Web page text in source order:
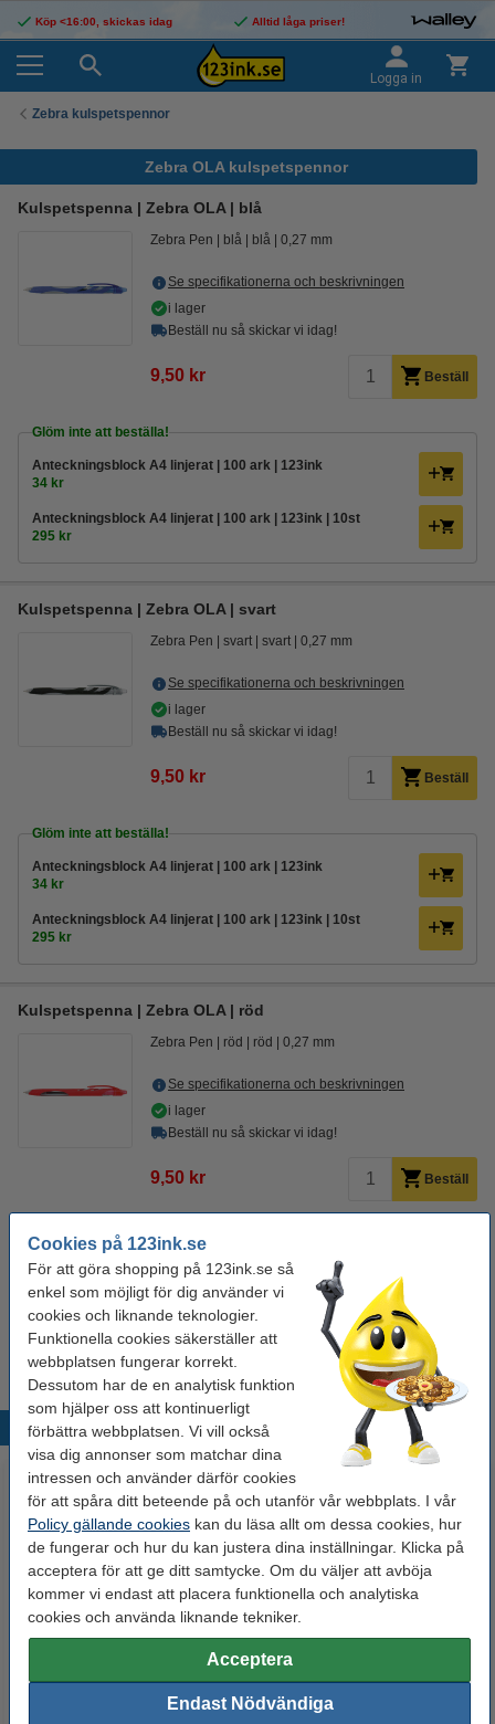
Cookies på 123ink.se
För att göra shopping på 123ink.se så
enkel som möjligt för dig använder vi
cookies och liknande teknologier.
Funktionella cookies säkerställer att
webbplatsen fungerar korrekt.
Dessutom har de en analytisk funktion
som hjälper oss att kontinuerligt
förbättra webbplatsen. Vi vill också
visa dig annonser som matchar dina
intressen och använder därför cookies
för att spåra ditt beteende på och utanför vår webbplats. I vår
Policy gällande cookies kan du läsa allt om dessa cookies, hur
de fungerar och hur du kan justera dina inställningar. Klicka på
acceptera för att ge ditt samtycke. Om du väljer att avböja
kommer vi endast att placera funktionella och analytiska
cookies och använda liknande tekniker.
Acceptera
Endast Nödvändiga
Köp <16:00, skickas idag Alltid låga priser!
Logga in
Zebra kulspetspennor
Zebra OLA kulspetspennor
Kulspetspenna | Zebra OLA | blå
Zebra Pen blå blå 0,27 mm
Se specifikationerna och beskrivningen
i lager
Beställ nu så skickar vi idag!
9,50 kr Beställ
Glöm inte att beställa!
Anteckningsblock A4 linjerat | 100 ark | 123ink
34 kr
Anteckningsblock A4 linjerat | 100 ark | 123ink | 10st
295 kr
Kulspetspenna | Zebra OLA | svart
Zebra Pen svart svart 0,27 mm
Se specifikationerna och beskrivningen
i lager
Beställ nu så skickar vi idag!
9,50 kr Beställ
Glöm inte att beställa!
Anteckningsblock A4 linjerat | 100 ark | 123ink
34 kr
Anteckningsblock A4 linjerat | 100 ark | 123ink | 10st
295 kr
Kulspetspenna | Zebra OLA | röd
Zebra Pen röd röd 0,27 mm
Se specifikationerna och beskrivningen
i lager
Beställ nu så skickar vi idag!
9,50 kr Beställ
Glöm inte att beställa!
Anteckningsblock A4 linjerat | 100 ark | 123ink
34 kr
Anteckningsblock A4 linjerat | 100 ark | 123ink | 10st
295 kr
Populära produkter
Whiteboardpenna 2.5mm |
123ink | sorterade färger | 4st
Lamineringsfickor A4 80 mik. |
125 kr